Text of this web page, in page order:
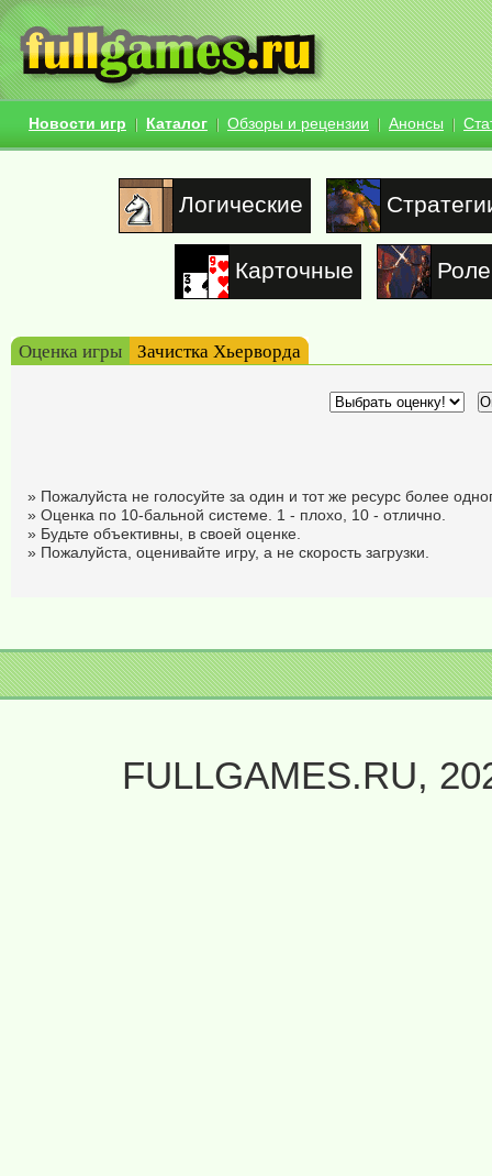
Новости игр Каталог Обзоры и рецензии Анонсы
Логические
Карточные
Оценка игры Зачистка Хьерворда
» Пожалуйста не голосуйте за один и тот же ресурс более
» Оценка по 10-бальной системе. 1 - плохо, 10 - отлично.
» Будьте объективны, в своей оценке.
» Пожалуйста, оценивайте игру, а не скорость загрузки.
FULLGAMES.RU,